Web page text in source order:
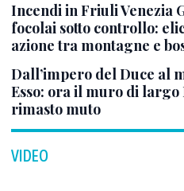
Incendi in Friuli Venezia
focolai sotto controllo:
azione tra montagne e
Dall’impero del Duce al
Esso: ora il muro di
rimasto muto
VIDEO